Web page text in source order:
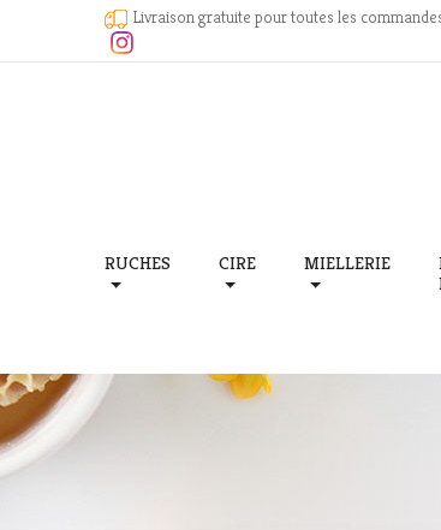
Livraison gratuite pour toutes les
RUCHES CIRE MIELLERIE